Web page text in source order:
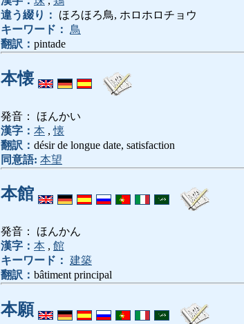
違う綴り：
ほろほろ鳥, ホロホロチョウ
キーワード：
鳥
翻訳： pintade
本懐
発音： ほんかい
漢字： 本 ,懐
翻訳： désir de longue date, satisfaction
同意語: 本望
本館
発音： ほんかん
漢字： 本 , 館
キーワード： 建築
翻訳： bâtiment principal
本願